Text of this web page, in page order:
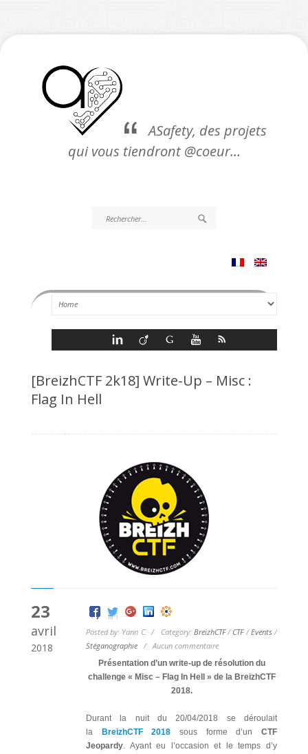
ASafety, des projets
qui vous tiendront @coeur…
[BreizhCTF 2k18] Write-Up – Misc :
Flag In Hell
23
avril
2018
Posted by: Yann C. / Category: BreizhCTF/ CTF/Events/
Stéganographie /Aucun commentaire
Présentation d’un write-up de résolution du
challenge « Misc – Flag In Hell » de la BreizhCTF
2018.
Durant la nuit du 20/04/2018 se déroulait
la
BreizhCTF 2018 sous forme d’unCTF
Jeopardy. Ayant eu l’occasion et le temps d’y